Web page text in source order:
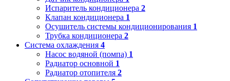
Испаритель кондиционера 2
Клапан кондиционера 1
Осушитель системы кондиционирования 1
Трубка кондиционера 2
Система охлаждения 4
Насос водяной (помпа) 1
Радиатор основной 1
Радиатор отопителя 2